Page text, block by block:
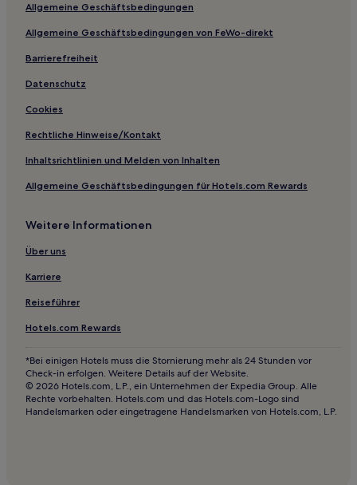
Allgemeine Geschäftsbedingungen
Allgemeine Geschäftsbedingungen von FeWo-direkt
Barrierefreiheit
Datenschutz
Cookies
Rechtliche Hinweise/Kontakt
Inhaltsrichtlinien und Melden von Inhalten
Allgemeine Geschäftsbedingungen für Hotels.com Rewards
Weitere Informationen
Über uns
Karriere
Reiseführer
Hotels.com Rewards
*Bei einigen Hotels muss die Stornierung mehr als 24 Stunden vor
Check-in erfolgen. Weitere Details auf der Website.
© 2026 Hotels.com, L.P., ein Unternehmen der Expedia Group. Alle
Rechte vorbehalten. Hotels.com und das Hotels.com-Logo sind
Handelsmarken oder eingetragene Handelsmarken von Hotels.com, L.P.